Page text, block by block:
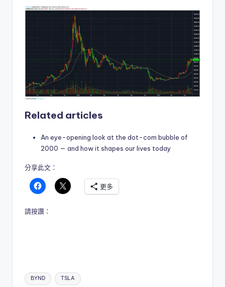
Related articles
An eye-opening look at the dot-com bubble of
2000 — and how it shapes our lives today
分享此文：
更多
請按讚：
Tags:
BYND TSLA